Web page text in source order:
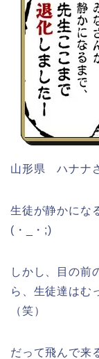
山形県 ハナナ
生徒が静かにな
(・_・;)
しかし、目の前
ら、生徒達はむ
（笑）
だって飛んで来